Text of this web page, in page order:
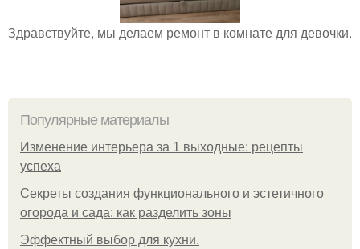
Здравствуйте, мы делаем ремонт в комнате для девочки.
Популярные материалы
Изменение интерьера за 1 выходные: рецепты
успеха
Секреты создания функционального и эстетичного
огорода и сада: как разделить зоны
Эффектный выбор для кухни.